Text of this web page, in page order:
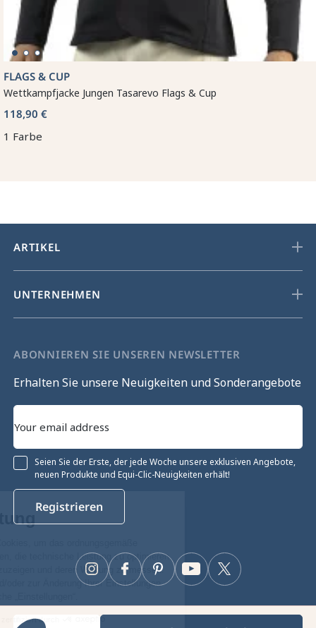
Cookie-Verwaltung
Funktionieren zu gewährleisten, die technische Leistung zu optimieren
sowie relevante Werbung anzuzeigen und deren Wirkung zu messen.
Für weitere Informationen und/oder zur Änderung Ihrer Einstellungen
Zustimmungen zertifiziert durch
FLAGS & CUP
Wettkampfjacke Jungen Tasarevo Flags & Cup
118,90 €
1 Farbe
ARTIKEL
UNTERNEHMEN
ABONNIEREN SIE UNSEREN NEWSLETTER
Erhalten Sie unsere Neuigkeiten und Sonderangebote
Seien Sie der Erste, der jede Woche unsere exklusiven Angebote,
neuen Produkte und Equi-Clic-Neuigkeiten erhält!
Registrieren
Facebook Twitter
YouTube
Pinterest
Instagram